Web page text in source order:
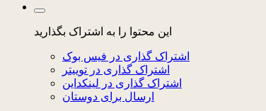
این محتوا را به اشتراک بگذارید
اشتراک گذاری در فیس بوک
اشتراک گذاری در توییتر
اشتراک گذاری در لینکداین
ارسال برای دوستان